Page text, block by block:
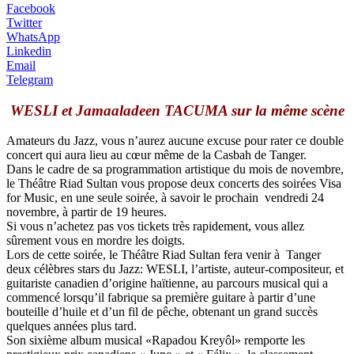
Facebook
Twitter
WhatsApp
Linkedin
Email
Telegram
WESLI et Jamaaladeen TACUMA sur la même scène
Amateurs du Jazz, vous n’aurez aucune excuse pour rater ce double
concert qui aura lieu au cœur même de la Casbah de Tanger.
Dans le cadre de sa programmation artistique du mois de novembre,
le Théâtre Riad Sultan vous propose deux concerts des soirées Visa
for Music, en une seule soirée, à savoir le prochain vendredi 24
novembre, à partir de 19 heures.
Si vous n’achetez pas vos tickets très rapidement, vous allez
sûrement vous en mordre les doigts.
Lors de cette soirée, le Théâtre Riad Sultan fera venir à Tanger
deux célèbres stars du Jazz: WESLI, l’artiste, auteur-compositeur, et
guitariste canadien d’origine haïtienne, au parcours musical qui a
commencé lorsqu’il fabrique sa première guitare à partir d’une
bouteille d’huile et d’un fil de pêche, obtenant un grand succès
quelques années plus tard.
Son sixième album musical «Rapadou Kreyôl» remporte les